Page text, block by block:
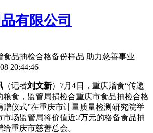
有限公司
品抽检合格备份样品 助力慈善事业
20:44:46
（记者刘文新）7月4日，重庆赠食“传递
粮食，监管局捐检合重庆市食品抽检合格
仪式”在重庆市计量质量检测研究院举
市场监管局将价值近2万元的格备食品抽
重庆市慈善总会。